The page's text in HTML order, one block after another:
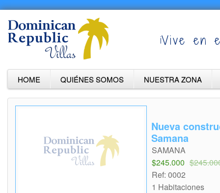
¡Vive en
HOME QUIÉNES SOMOS NUESTRA ZONA
Nueva
Samana
SAMANA
$245.000
Ref: 0002
1 Habitaciones